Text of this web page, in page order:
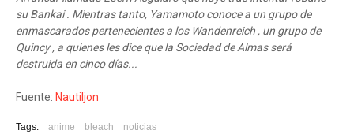
su Bankai . Mientras tanto, Yamamoto conoce a un grupo de
enmascarados pertenecientes a los Wandenreich , un grupo de
Quincy , a quienes les dice que la Sociedad de Almas será
destruida en cinco días...
Fuente: Nautiljon
Tags: anime bleach noticias